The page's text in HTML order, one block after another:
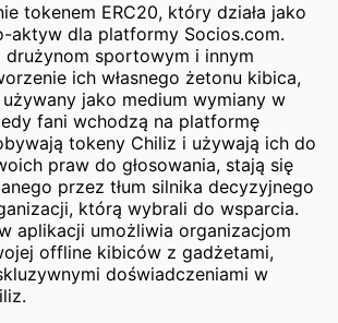
tokenem ERC20, który działa jako
aktyw dla platformy Socios.com.
drużynom sportowym i innym
ich własnego żetonu kibica,
jako medium wymiany w
fani wchodzą na platformę
tokeny Chiliz i używają ich do
praw do głosowania, stają się
przez tłum silnika decyzyjnego
którą wybrali do wsparcia.
aplikacji umożliwia organizacjom
offline kibiców z gadżetami,
doświadczeniami w